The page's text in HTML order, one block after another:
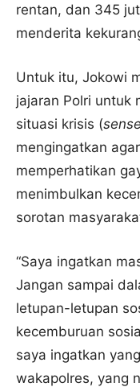
rentan, dan 345
menderita
Untuk itu, Jokowi
jajaran Polri untuk
situasi krisis (
mengingatkan
memperhatikan
menimbulkan
sorotan
“Saya ingatkan
Jangan sampai
letupan-letupan
kecemburuan
saya ingatkan
wakapolres, yang